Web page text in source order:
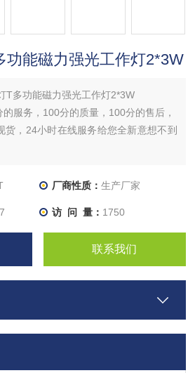
功能磁力强光工作灯2*3W
T多功能磁力强光工作灯2*3W
服务，100分的质量，100分的售后，
货，24小时在线服务给您全新意想不到
厂商性质： 生产厂家
访 问 量： 1750
联系我们